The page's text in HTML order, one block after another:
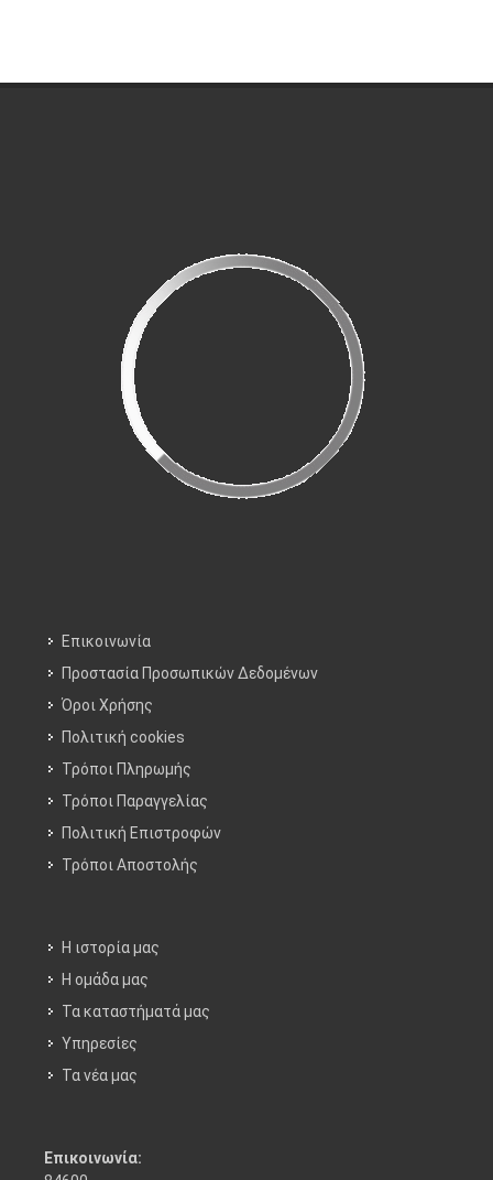
Επικοινωνία
Προστασία Προσωπικών Δεδομένων
Όροι Χρήσης
Πολιτική cookies
Τρόποι Πληρωμής
Τρόποι Παραγγελίας
Πολιτική Επιστροφών
Τρόποι Aποστολής
Η ιστορία μας
Η ομάδα μας
Τα καταστήματά μας
Υπηρεσίες
Τα νέα μας
Επικοινωνία: